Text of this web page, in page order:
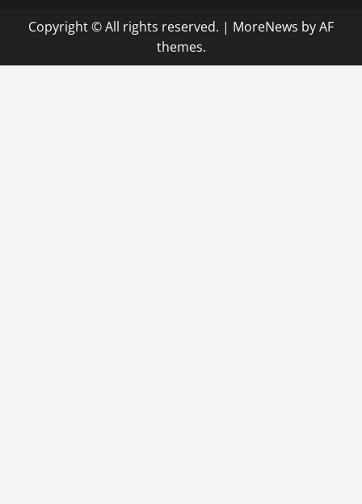
Copyright © All rights reserved. | MoreNews by AF
themes.